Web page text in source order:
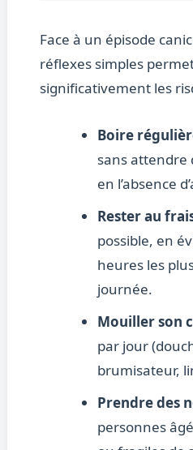
Face à un épisode
réflexes simples
significativement les
Boire
sans attendre
en l’absence
Rester au
possible, en
heures les
journée.
Mouiller son
par jour
brumisateur,
Prendre des
personnes